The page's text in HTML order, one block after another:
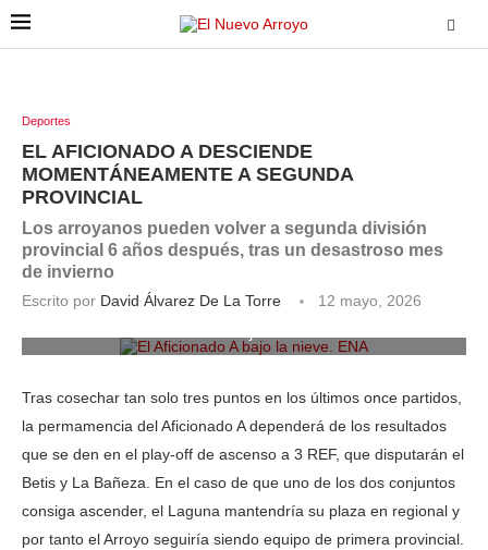
Deportes
EL AFICIONADO A DESCIENDE
MOMENTÁNEAMENTE A SEGUNDA
PROVINCIAL
Los arroyanos pueden volver a segunda división
provincial 6 años después, tras un desastroso mes
de invierno
Escrito por David Álvarez De La Torre
12 mayo, 2026
Tras cosechar tan solo tres puntos en los últimos once partidos,
la permamencia del Aficionado A dependerá de los resultados
que se den en el play-off de ascenso a 3 REF, que disputarán el
Betis y La Bañeza. En el caso de que uno de los dos conjuntos
consiga ascender, el Laguna mantendría su plaza en regional y
por tanto el Arroyo seguiría siendo equipo de primera provincial.